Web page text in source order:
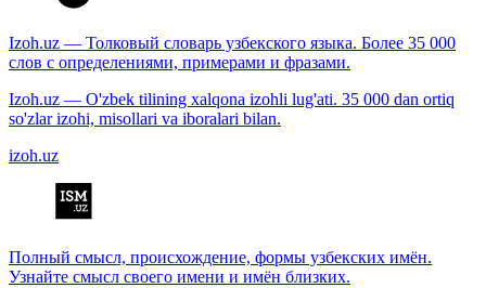
Izoh.uz — Толковый словарь узбекского языка. Более 35 000
слов с определениями, примерами и фразами.
Izoh.uz — O'zbek tilining xalqona izohli lug'ati. 35 000 dan ortiq
so'zlar izohi, misollari va iboralari bilan.
izoh.uz
Полный смысл, происхождение, формы узбекских имён.
Узнайте смысл своего имени и имён близких.